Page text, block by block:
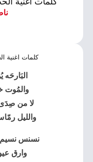
كلمات اغنية
والمُوت
لا من
والليل
نسنس
وارق